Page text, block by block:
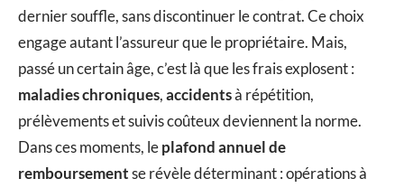
dernier souffle, sans discontinuer le contrat. Ce choix
engage autant l’assureur que le propriétaire. Mais,
passé un certain âge, c’est là que les frais explosent :
maladies chroniques,accidentsà répétition,
prélèvements et suivis coûteux deviennent la norme.
Dans ces moments, leplafond annuel de
remboursementse révèle déterminant : opérations à